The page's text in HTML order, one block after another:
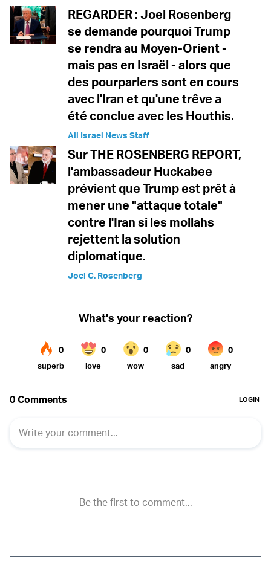
REGARDER : Joel Rosenberg
se demande pourquoi Trump
se rendra au Moyen-Orient -
mais pas en Israël - alors que
des pourparlers sont en cours
avec l'Iran et qu'une trêve a
été conclue avec les Houthis.
All Israel News Staff
Sur THE ROSENBERG REPORT,
l'ambassadeur Huckabee
prévient que Trump est prêt à
mener une "attaque totale"
contre l'Iran si les mollahs
rejettent la solution
diplomatique.
Joel C. Rosenberg